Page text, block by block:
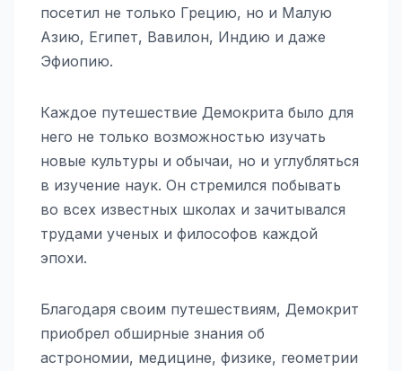
посетил не только Грецию, но и Малую
Азию, Египет, Вавилон, Индию и даже
Эфиопию.
Каждое путешествие Демокрита было для
него не только возможностью изучать
новые культуры и обычаи, но и углубляться
в изучение наук. Он стремился побывать
во всех известных школах и зачитывался
трудами ученых и философов каждой
эпохи.
Благодаря своим путешествиям, Демокрит
приобрел обширные знания об
астрономии, медицине, физике, геометрии